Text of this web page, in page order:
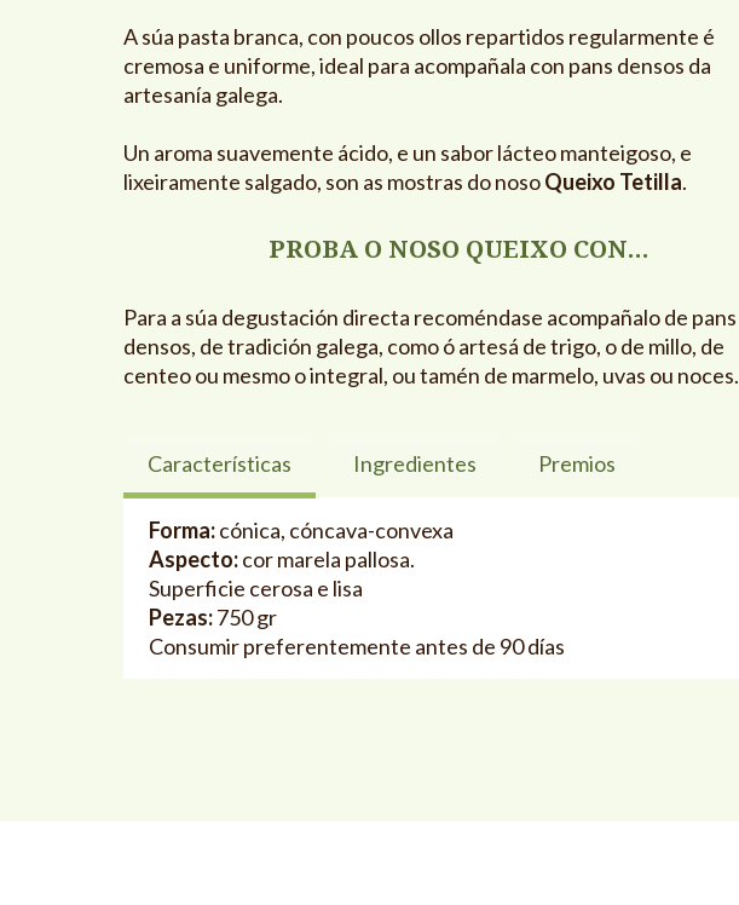
A súa pasta branca, con poucos ollos repartidos regularmente é
cremosa e uniforme, ideal para acompañala con pans densos da
artesanía galega.
Un aroma suavemente ácido, e un sabor lácteo manteigoso, e
lixeiramente salgado, son as mostras do nosoQueixo Tetilla.
PROBA O NOSO QUEIXO CON…
Para a súa degustación directa recoméndase acompañalo de pans
densos, de tradición galega, como ó artesá de trigo, o de millo, de
centeo ou mesmo o integral, ou tamén de marmelo, uvas ou noces.
Características Ingredientes Premios
Forma:cónica, cóncava-convexa
Aspecto:cor marela pallosa.
Superficie cerosa e lisa
Pezas:750 gr
Consumir preferentemente antes de 90 días